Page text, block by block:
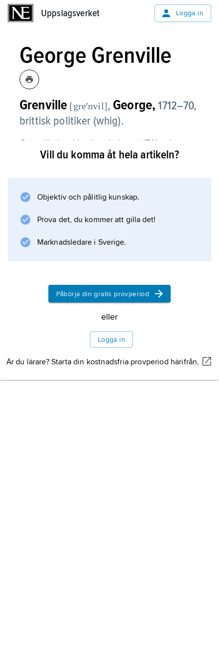
Uppslagsverket Logga in
George Grenville
Grenville [greʹnvil], George, 1712–70,
brittisk politiker (whig).
Grenville invaldes i underhuset 1741 och
innehade från 1744 en rad ministerposter. Han
parlamentsledamoten John Wilkes. För att
han 1764 en sockerförordning och 1765 en
stämpelskatt, vilka utlöste revolt bland
kolonierna i Nordamerika. Grenville blev
Information om artikeln
Vill du komma åt hela artikeln?
Objektiv och pålitlig kunskap.
Prova det, du kommer att gilla det!
Marknadsledare i Sverige.
Påbörja din gratis provperiod
eller
Logga in
Är du lärare? Starta din kostnadsfria provperiod härifrån.